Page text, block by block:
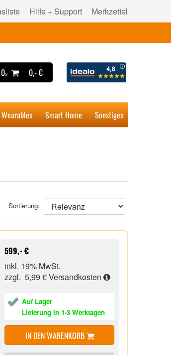
Hilfe + Support Merkzettel
0ₓ 0,- €
Smart Home Sonstiges
Sortierung:
599,- €
inkl. 19% MwSt.
zzgl. 5,99 €Versandkosten
Auf Lager
Lieferung in 1-3 Werktagen
IN DEN WARENKORB